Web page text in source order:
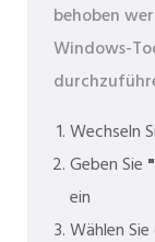
behoben
Wechseln
Geben Sie
ein
Wählen